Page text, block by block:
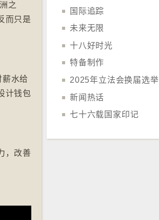
之
而只是
水给
计钱包
，改善
国际追踪
未来无限
十八好时光
特备制作
2025年立法会换届选举
新闻热话
七十六载国家印记